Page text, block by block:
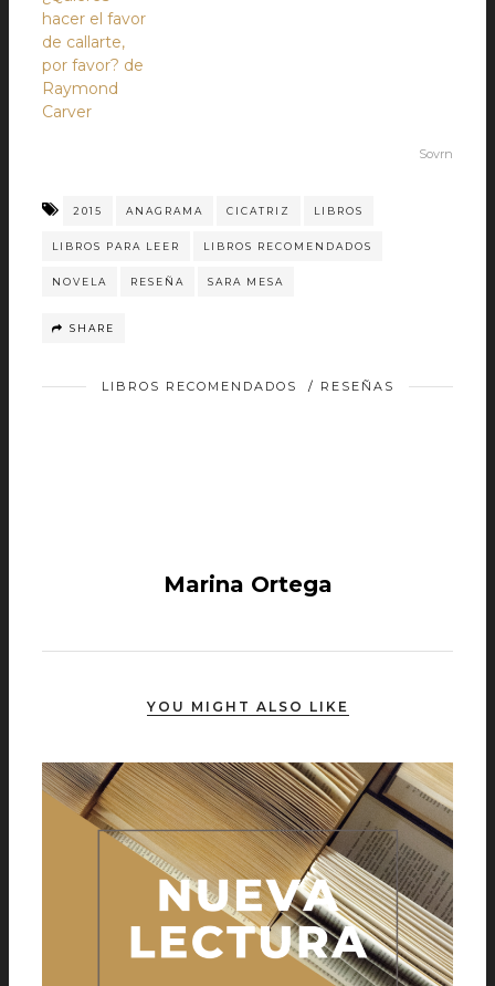
hacer el favor
de callarte,
por favor? de
Raymond
Carver
Sovrn
2015 ANAGRAMA CICATRIZ LIBROS
LIBROS PARA LEER LIBROS RECOMENDADOS
NOVELA RESEÑA SARA MESA
SHARE
LIBROS RECOMENDADOS / RESEÑAS
Marina Ortega
YOU MIGHT ALSO LIKE